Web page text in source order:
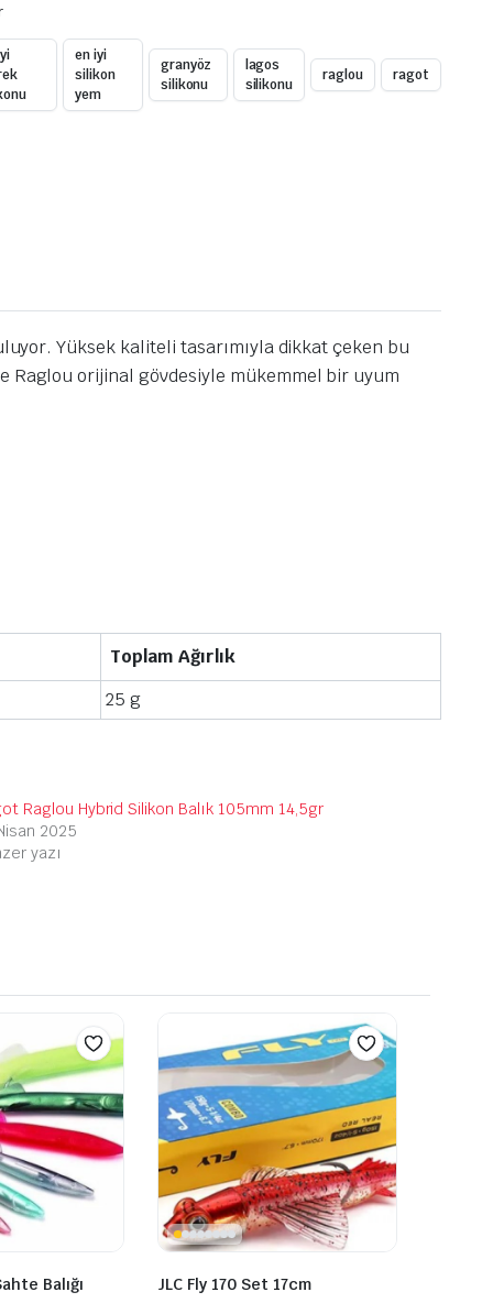
en iyi
silikon
yem
granyöz
silikonu
lagos
silikonu
raglou ragot
Yüksek kaliteli tasarımıyla dikkat çeken bu
Raglou orijinal gövdesiyle mükemmel bir uyum
Toplam Ağırlık
25 g
Raglou Hybrid Silikon Balık 105mm 14,5gr
2025
yazı
Balığı JLC Fly 170 Set 17cm